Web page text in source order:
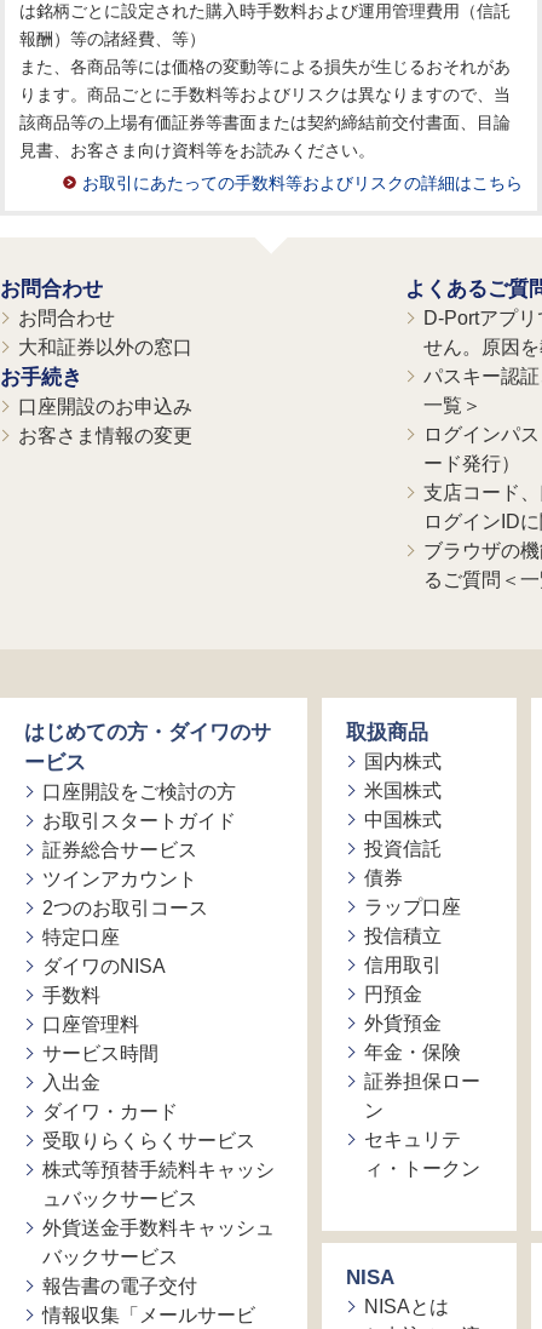
は銘柄ごとに設定された購入時手数料および運用管理費用（信託
報酬）等の諸経費、等）
また、各商品等には価格の変動等による損失が生じるおそれがあ
ります。商品ごとに手数料等およびリスクは異なりますので、当
該商品等の上場有価証券等書面または契約締結前交付書面、目論
見書、お客さま向け資料等をお読みください。
お取引にあたっての手数料等およびリスクの詳細はこちら
お問合わせ
お問合わせ
大和証券以外の窓口
お手続き
口座開設のお申込み
お客さま情報の変更
よくあるご質
D-Portアプ
せん。原因
パスキー認
一覧＞
ログインパ
ード発行）
支店コード
ログインID
ブラウザの
るご質問＜
はじめての方・ダイワのサ
ービス
口座開設をご検討の方
お取引スタートガイド
証券総合サービス
ツインアカウント
2つのお取引コース
特定口座
ダイワのNISA
手数料
口座管理料
サービス時間
入出金
ダイワ・カード
受取りらくらくサービス
株式等預替手続料キャッシ
ュバックサービス
外貨送金手数料キャッシュ
バックサービス
報告書の電子交付
情報収集「メールサービ
取扱商品
国内株式
米国株式
中国株式
投資信託
債券
ラップ口座
投信積立
信用取引
円預金
外貨預金
年金・保険
証券担保ロー
ン
セキュリテ
ィ・トークン
NISA
NISAとは